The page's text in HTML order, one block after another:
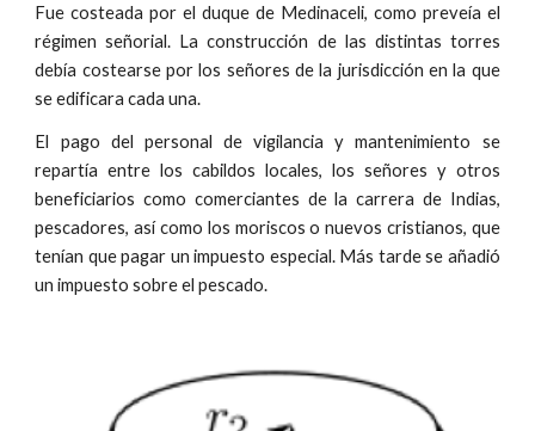
Fue costeada por el duque de Medinaceli, como preveía el
régimen señorial. La construcción de las distintas torres
debía costearse por los señores de la jurisdicción en la que
se edificara cada una.
El pago del personal de vigilancia y mantenimiento se
repartía entre los cabildos locales, los señores y otros
beneficiarios como comerciantes de la carrera de Indias,
pescadores, así como los moriscos o nuevos cristianos, que
tenían que pagar un impuesto especial. Más tarde se añadió
un impuesto sobre el pescado.